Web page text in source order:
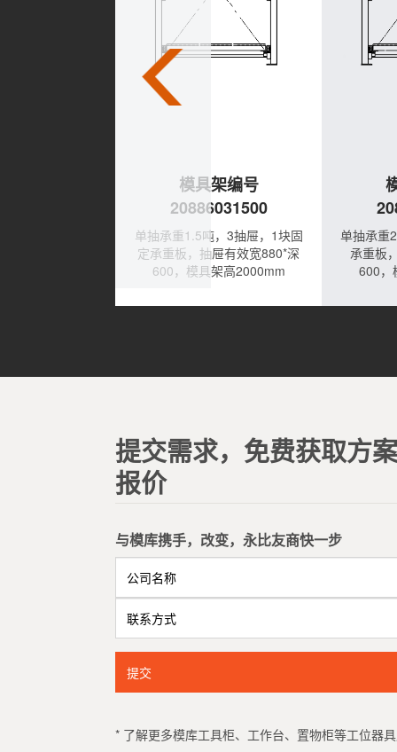
模具架编号
20886031500
单抽承重1.5吨，3抽屉，1块固
定承重板，抽屉有效宽880*深
600，模具架高2000mm
单抽承重
承重板
600，
提交需求，免费获取方案
报价
与模库携手，改变，永比友商快一步
提交
* 了解更多模库工具柜、工作台、置物柜等工位器